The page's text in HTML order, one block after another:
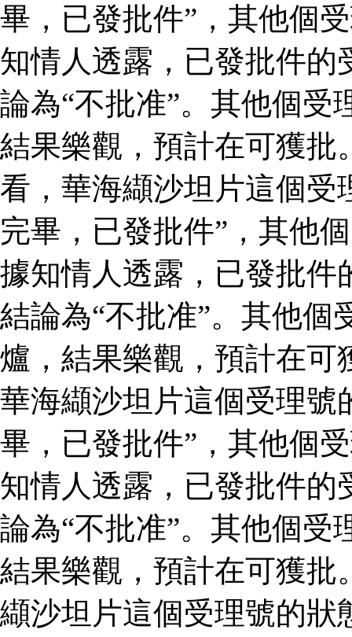
畢，已發批件”，其他個
知情人透露，已發批件的
論為“不批准”。其他個受
結果樂觀，預計在可獲批
看，華海纈沙坦片這個受
完畢，已發批件”，其他
據知情人透露，已發批件
結論為“不批准”。其他個
爐，結果樂觀，預計在可
華海纈沙坦片這個受理號
畢，已發批件”，其他個
知情人透露，已發批件的
論為“不批准”。其他個受
結果樂觀，預計在可獲批
纈沙坦片這個受理號的狀